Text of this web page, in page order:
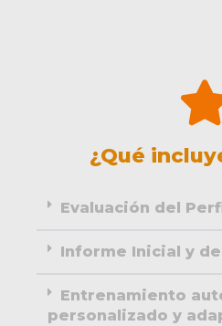
¿Qué
Evaluación del
Informe Inicial y
Entrenamiento
personalizado y